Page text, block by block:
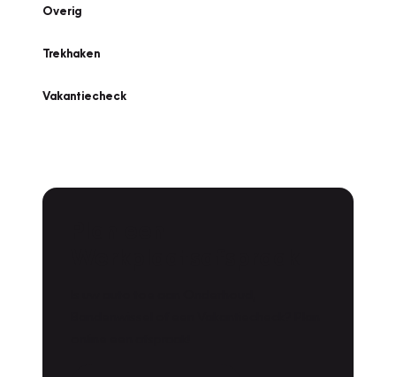
Overig
Trekhaken
Vakantiecheck